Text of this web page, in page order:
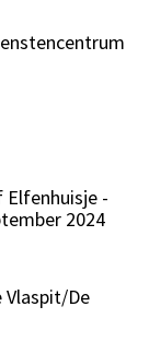
-
2024
Vlaspit/De